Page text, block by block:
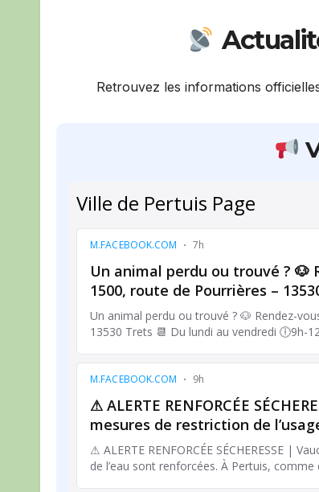
Retrouvez les informations